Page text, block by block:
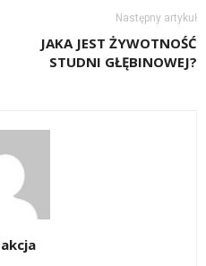
Następny artykuł
JAKA JEST ŻYWOTNOŚĆ
STUDNI GŁĘBINOWEJ?